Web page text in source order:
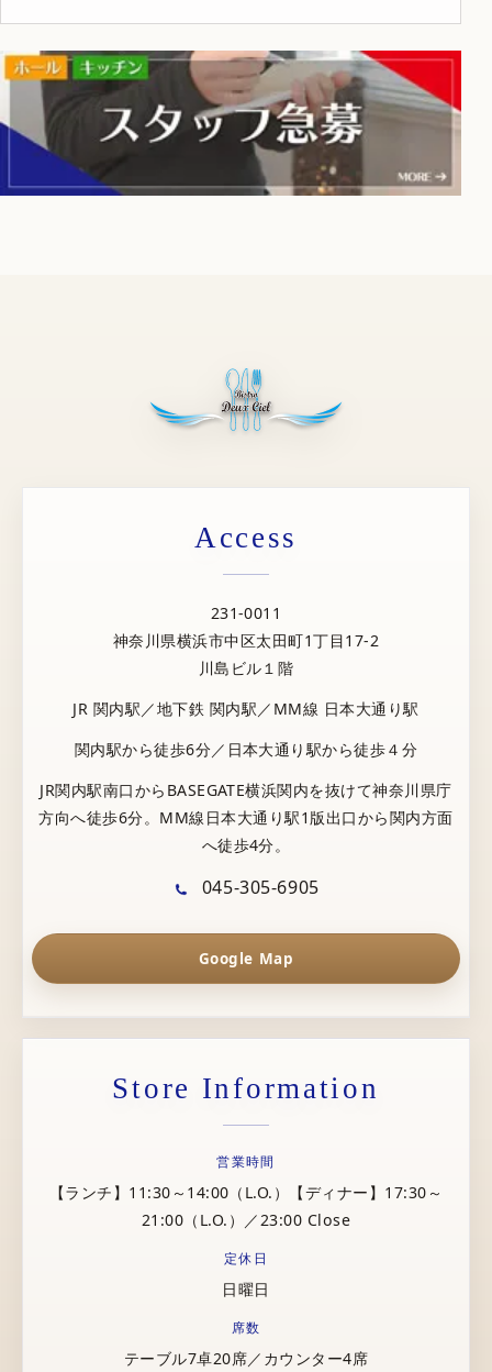
Access
231-0011
神奈川県横浜市中区太田町1丁目17-2
川島ビル１階
JR 関内駅／地下鉄 関内駅／MM線 日本大通り駅
関内駅から徒歩6分／日本大通り駅から徒歩４分
JR関内駅南口からBASEGATE横浜関内を抜けて神奈川県庁
方向へ徒歩6分。MM線日本大通り駅1版出口から関内方面
へ徒歩4分。
045-305-6905
Google Map
Store Information
営業時間
【ランチ】11:30～14:00（L.O.）【ディナー】17:30～
21:00（L.O.）／23:00 Close
定休日
日曜日
席数
テーブル7卓20席／カウンター4席